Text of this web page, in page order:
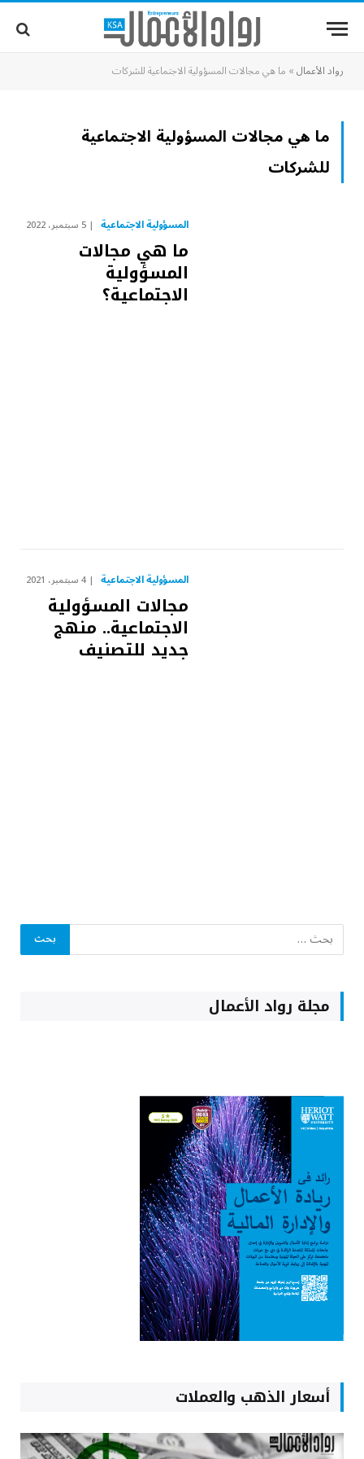
رواد الأعمال» ما هي مجالات المسؤولية الاجتماعية للشركات
ما هي مجالات المسؤولية الاجتماعية
للشركات
المسؤولية الاجتماعية 5 سبتمبر، 2022
ما هي مجالات
المسؤولية
الاجتماعية؟
المسؤولية الاجتماعية 4 سبتمبر، 2021
مجالات المسؤولية
الاجتماعية.. منهج
جديد للتصنيف
مجلة رواد الأعمال
أسعار الذهب والعملات